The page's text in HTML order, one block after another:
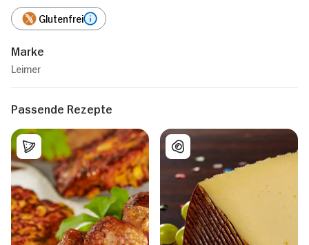
Glutenfrei
Marke
Leimer
Passende Rezepte